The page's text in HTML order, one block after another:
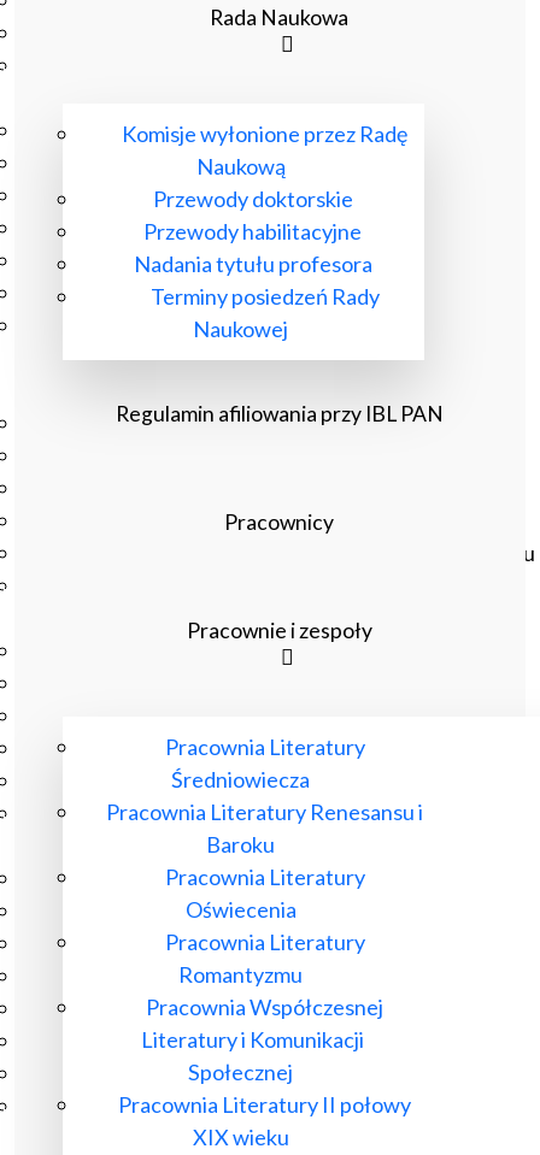
Repozytorium RCIN
Studia podyplomowe
Szkolenia
Szkoła Doktorska Anthropos
Erasmus
Olimpiada Literatury i Języka Polskiego
Olimpiada Literatury i Języka Polskiego dla Szkół
Podstawowych
O bibliotece
Czasopisma drukowane prenumerowane w 2026 roku
Biblioteka Pisarzy Polskiego Oświecenia
Nowa Biblioteka Romantyczna
Otwarta Nauka – Publikacje
Dla Pracowników IBL
Zarządzenia Dyrektora IBL
Decyzje Dyrektora IBL
Komunikaty Dyrekcji IBL
Regulaminy IBL
HR Excellence in Research
Pliki do pobrania
Inne akty wewnętrzne IBL
Poczta ibl.waw.pl
Rada Naukowa
Komisje wyłonione przez Radę
Naukową
Przewody doktorskie
Przewody habilitacyjne
Nadania tytułu profesora
Terminy posiedzeń Rady
Naukowej
Regulamin afiliowania przy IBL PAN
Pracownicy
Pracownie i zespoły
Pracownia Literatury
Średniowiecza
Pracownia Literatury Renesansu i
Baroku
Pracownia Literatury
Oświecenia
Pracownia Literatury
Romantyzmu
Pracownia Współczesnej
Literatury i Komunikacji
Społecznej
Pracownia Literatury II połowy
XIX wieku